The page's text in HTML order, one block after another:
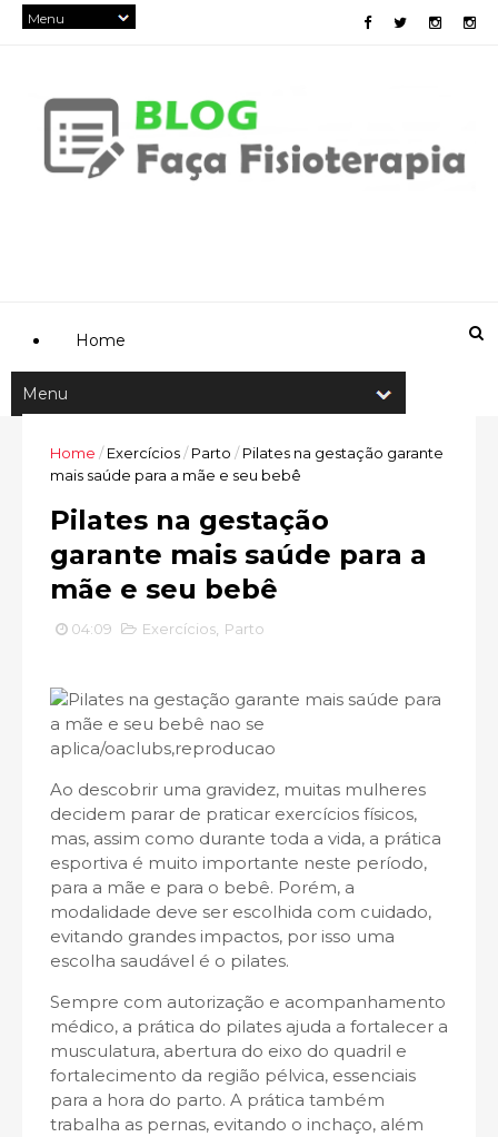
Home
Home / Exercícios/ Parto / Pilates na gestação garante
mais saúde para a mãe e seu bebê
Pilates na gestação
garante mais saúde para a
mãe e seu bebê
04:09 Exercícios Parto
Ao descobrir uma gravidez, muitas mulheres
decidem parar de praticar exercícios físicos,
mas, assim como durante toda a vida, a prática
esportiva é muito importante neste período,
para a mãe e para o bebê. Porém, a
modalidade deve ser escolhida com cuidado,
evitando grandes impactos, por isso uma
escolha saudável é o pilates.
Sempre com autorização e acompanhamento
médico, a prática do pilates ajuda a fortalecer a
musculatura, abertura do eixo do quadril e
fortalecimento da região pélvica, essenciais
para a hora do parto. A prática também
trabalha as pernas, evitando o inchaço, além